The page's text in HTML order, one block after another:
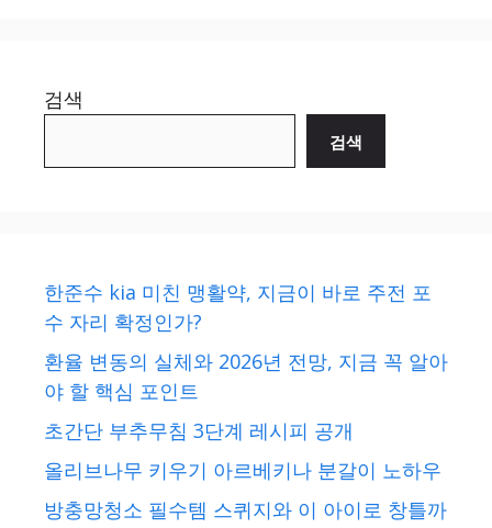
검색
검색
한준수 kia 미친 맹활약, 지금이 바로 주전 포
수 자리 확정인가?
환율 변동의 실체와 2026년 전망, 지금 꼭 알아
야 할 핵심 포인트
초간단 부추무침 3단계 레시피 공개
올리브나무 키우기 아르베키나 분갈이 노하우
방충망청소 필수템 스퀴지와 이 아이로 창틀까